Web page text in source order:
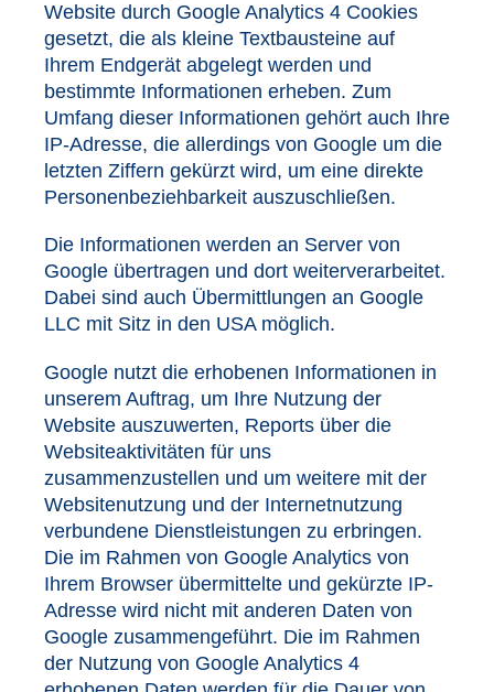
Website durch Google Analytics 4 Cookies
gesetzt, die als kleine Textbausteine auf
Ihrem Endgerät abgelegt werden und
bestimmte Informationen erheben. Zum
Umfang dieser Informationen gehört auch Ihre
IP-Adresse, die allerdings von Google um die
letzten Ziffern gekürzt wird, um eine direkte
Personenbeziehbarkeit auszuschließen.
Die Informationen werden an Server von
Google übertragen und dort weiterverarbeitet.
Dabei sind auch Übermittlungen an Google
LLC mit Sitz in den USA möglich.
Google nutzt die erhobenen Informationen in
unserem Auftrag, um Ihre Nutzung der
Website auszuwerten, Reports über die
Websiteaktivitäten für uns
zusammenzustellen und um weitere mit der
Websitenutzung und der Internetnutzung
verbundene Dienstleistungen zu erbringen.
Die im Rahmen von Google Analytics von
Ihrem Browser übermittelte und gekürzte IP-
Adresse wird nicht mit anderen Daten von
Google zusammengeführt. Die im Rahmen
der Nutzung von Google Analytics 4